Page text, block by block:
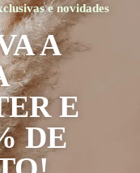
e novidades
A
E
DE